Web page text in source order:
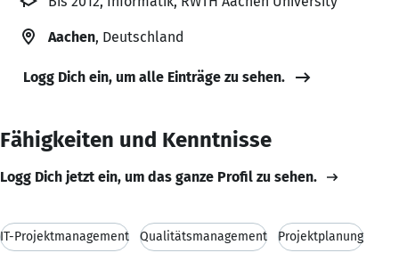
Aachen, Deutschland
Logg Dich ein, um alle Einträge zu sehen.
Fähigkeiten und Kenntnisse
Logg Dich jetzt ein, um das ganze Profil zu sehen.
IT-Projektmanagement Qualitätsmanagement Projektplanung